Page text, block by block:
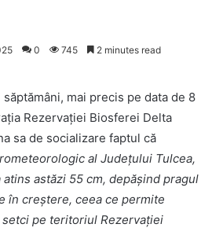
0 745 2 minutes read
mai precis pe data de 8
Rezervației Biosferei Delta
sa de socializare faptul că
al Județului Tulcea,
astăzi 55 cm, depășind pragul
în creștere, ceea ce permite
pe teritoriul Rezervației